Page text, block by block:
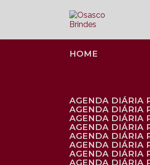
HOME
AGENDA DIÁRIA
AGENDA
AGENDA
AGENDA
AGENDA
AGENDA DIÁRIA
AGENDA DIÁRIA
AGENDA DIÁRIA